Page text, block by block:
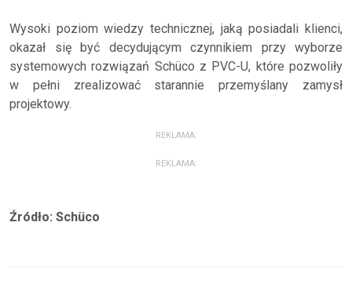
Wysoki poziom wiedzy technicznej, jaką posiadali klienci,
okazał się być decydującym czynnikiem przy wyborze
systemowych rozwiązań Schüco z PVC-U, które pozwoliły
w pełni zrealizować starannie przemyślany zamysł
projektowy.
REKLAMA:
REKLAMA:
Źródło: Schüco